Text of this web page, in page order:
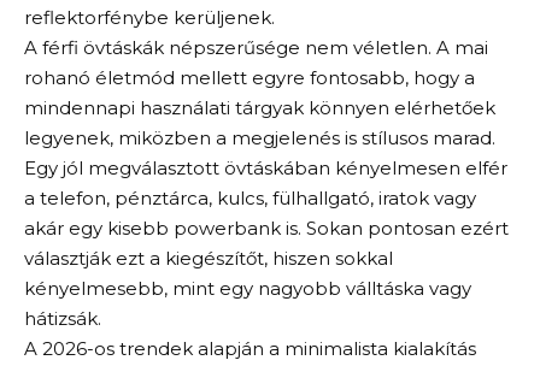
reflektorfénybe kerüljenek.
A férfi övtáskák népszerűsége nem véletlen. A mai
rohanó életmód mellett egyre fontosabb, hogy a
mindennapi használati tárgyak könnyen elérhetőek
legyenek, miközben a megjelenés is stílusos marad.
Egy jól megválasztott övtáskában kényelmesen elfér
a telefon, pénztárca, kulcs, fülhallgató, iratok vagy
akár egy kisebb powerbank is. Sokan pontosan ezért
választják ezt a kiegészítőt, hiszen sokkal
kényelmesebb, mint egy nagyobb válltáska vagy
hátizsák.
A 2026-os trendek alapján a minimalista kialakítás